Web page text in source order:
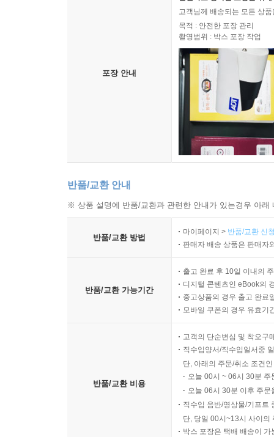
포장 안내
고객님께 배송되는 모든 상
목적 : 안전한 포장 관리
촬영범위 : 박스 포장 작업
반품/교환 안내
※ 상품 설명에 반품/교환과 관련한 안내가 있는경우 아
반품/교환 방법
마이페이지 > 반품/교환 신
판매자 배송 상품은 판매자
반품/교환 가능기간
출고 완료 후 10일 이내의
디지털 콘텐츠인 eBook의
중고상품의 경우 출고 완료
모바일 쿠폰의 경우 유효기
반품/교환 비용
고객의 단순변심 및 착오구
직수입양서/직수입일서중
단, 아래의 주문/취소 조건
오늘 00시 ~ 06시 30분
오늘 06시 30분 이후 주
직수입 음반/영상물/기프트
단, 당일 00시~13시 사이의
박스 포장은 택배 배송이